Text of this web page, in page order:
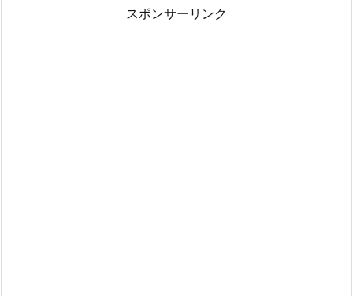
スポンサーリンク